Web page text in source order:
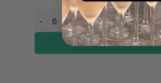
Dominio de Pingus Psi 2022 antal
KØB